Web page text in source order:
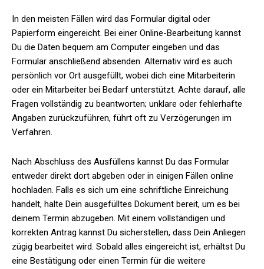
In den meisten Fällen wird das Formular digital oder
Papierform eingereicht. Bei einer Online-Bearbeitung kannst
Du die Daten bequem am Computer eingeben und das
Formular anschließend absenden. Alternativ wird es auch
persönlich vor Ort ausgefüllt, wobei dich eine Mitarbeiterin
oder ein Mitarbeiter bei Bedarf unterstützt. Achte darauf, alle
Fragen vollständig zu beantworten; unklare oder fehlerhafte
Angaben zurückzuführen, führt oft zu Verzögerungen im
Verfahren.
Nach Abschluss des Ausfüllens kannst Du das Formular
entweder direkt dort abgeben oder in einigen Fällen online
hochladen. Falls es sich um eine schriftliche Einreichung
handelt, halte Dein ausgefülltes Dokument bereit, um es bei
deinem Termin abzugeben. Mit einem vollständigen und
korrekten Antrag kannst Du sicherstellen, dass Dein Anliegen
zügig bearbeitet wird. Sobald alles eingereicht ist, erhältst Du
eine Bestätigung oder einen Termin für die weitere